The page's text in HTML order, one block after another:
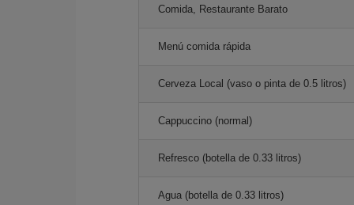
Comida, Restaurante Barato
Menú comida rápida
Cerveza Local (vaso o pinta de 0.5 litros)
Cappuccino (normal)
Refresco (botella de 0.33 litros)
Agua (botella de 0.33 litros)